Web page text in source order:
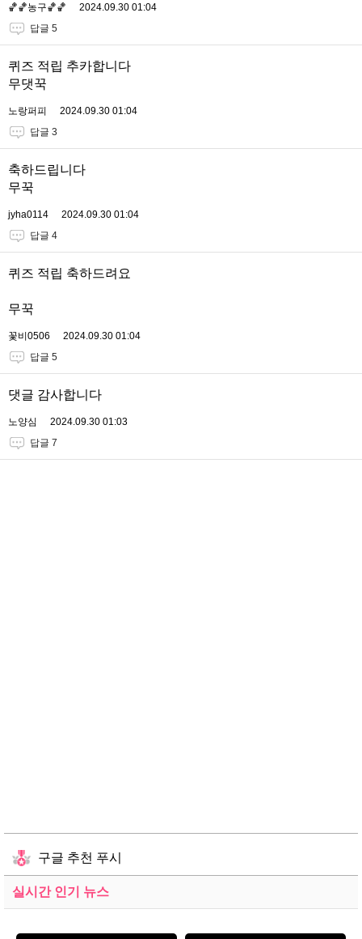
🏀🏀농구🏀🏀
2024.09.30 01:04
답글 5
퀴즈 적립 추카합니다
무댓꾹
노랑퍼피
2024.09.30 01:04
답글 3
축하드립니다
무꾹
jyha0114
2024.09.30 01:04
답글 4
퀴즈 적립 축하드려요
무꾹
꽃비0506
2024.09.30 01:04
답글 5
댓글 감사합니다
노양심
2024.09.30 01:03
답글 7
구글 추천 푸시
실시간 인기 뉴스